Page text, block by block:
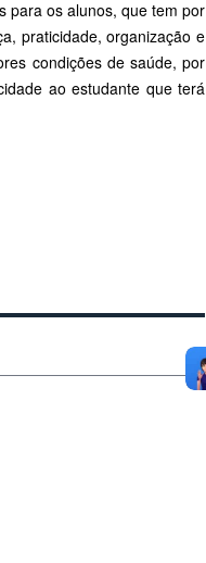
para os alunos, que tem por
praticidade, organização e
condições de saúde, por
ao estudante que terá